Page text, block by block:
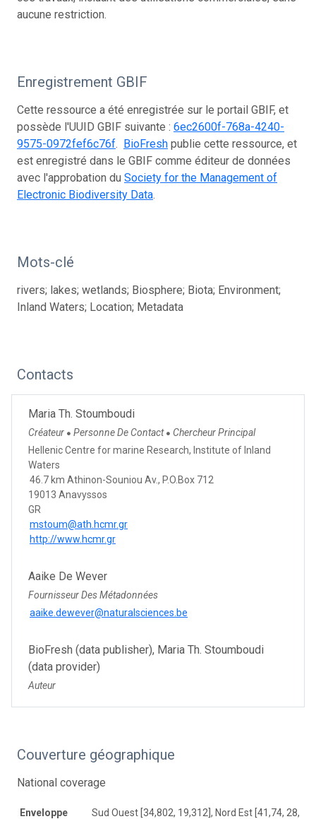
aucune restriction.
Enregistrement GBIF
Cette ressource a été enregistrée sur le portail GBIF, et
possède l'UUID GBIF suivante : 6ec2600f-768a-4240-
9575-0972fef6c76f. BioFresh publie cette ressource, et
est enregistré dans le GBIF comme éditeur de données
avec l'approbation du Society for the Management of
Electronic Biodiversity Data.
Mots-clé
rivers; lakes; wetlands; Biosphere; Biota; Environment;
Inland Waters; Location; Metadata
Contacts
Maria Th. Stoumboudi
Créateur ● Personne De Contact ● Chercheur Principal
Hellenic Centre for marine Research, Institute of Inland
Waters
46.7 km Athinon-Souniou Av., P.O.Box 712
19013 Anavyssos
GR
mstoum@ath.hcmr.gr
http://www.hcmr.gr
Aaike De Wever
Fournisseur Des Métadonnées
aaike.dewever@naturalsciences.be
BioFresh (data publisher), Maria Th. Stoumboudi
(data provider)
Auteur
Couverture géographique
National coverage
Enveloppe
Sud Ouest [34,802, 19,312], Nord Est [41,74,